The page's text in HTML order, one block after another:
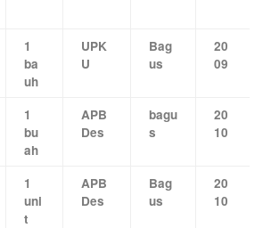
1
ba
uh
UPK
U
Bag
us
20
09
1
bu
ah
APB
Des
bagu
s
20
10
1
uni
t
APB
Des
Bag
us
20
10